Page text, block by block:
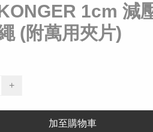
1cm 減
(附萬用夾片)
+
加至購物車